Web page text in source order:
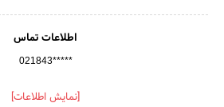
اطلاعات تماس
021843*****
[نمایش اطلاعات]